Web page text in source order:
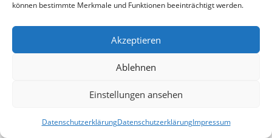
können bestimmte Merkmale und Funktionen beeinträchtigt werden.
Akzeptieren
Ablehnen
Einstellungen ansehen
DatenschutzerklärungDatenschutzerklärungImpressum
Dafür zahlen die Österreicherinnen und Österreicher die
Zeche.
Sie finanzieren jungen Türken viele Jahre lang eine teure
Ausbildung, aber die einen pfeifen
drauf und müssen weiter erhalten werden, die anderen